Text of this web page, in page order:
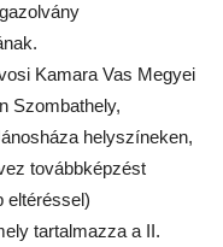
Kamara Vas Megyei
Szombathely,
helyszíneken,
továbbképzést
eltéréssel)
tartalmazza a II.